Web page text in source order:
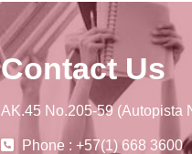
Contact Us
AK.45 No.205-59 (Autopista
Phone : +57(1) 668 3600